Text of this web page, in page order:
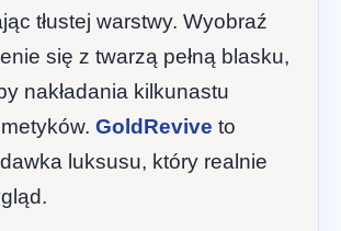
tłustej warstwy. Wyobraź
się z twarzą pełną blasku,
nakładania kilkunastu
GoldRevive to
luksusu, który realnie